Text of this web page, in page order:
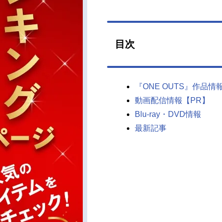
目次
『ONE OUTS』作品情
動画配信情報【PR】
Blu-ray・DVD情報
最新記事